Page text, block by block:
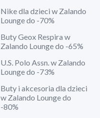
Nike dla dzieci w Zalando
Lounge do -70%
Buty Geox Respira w
Zalando Lounge do -65%
U.S. Polo Assn. w Zalando
Lounge do -73%
Buty i akcesoria dla dzieci
w Zalando Lounge do
-80%